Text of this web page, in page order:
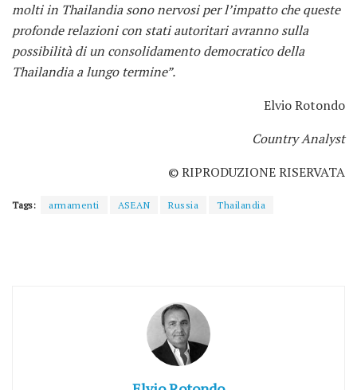
molti in Thailandia sono nervosi per l’impatto che queste
profonde relazioni con stati autoritari avranno sulla
possibilità di un consolidamento democratico della
Thailandia a lungo termine”.
Elvio Rotondo
Country Analyst
© RIPRODUZIONE RISERVATA
Tags: armamenti ASEAN Russia Thailandia